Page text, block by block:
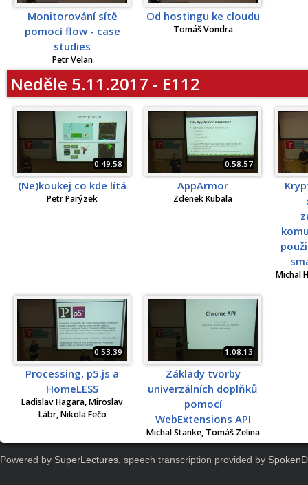
Monitorování sítě
pomocí flow - case
studies
Petr Velan
Od hostingu ke cloudu
Tomáš Vondra
Neděle 5.11.2017 - E112
0:49:58
(Ne)koukej co kde lítá
Petr Parýzek
0:58:57
AppArmor
Zdenek Kubala
Michal
0:53:39
Processing, p5.js a
HomeLESS
Ladislav Hagara, Miroslav
Lábr, Nikola Fečo
1:08:13
Základy tvorby
univerzálních doplňků
pomocí
WebExtensions API
Michal Stanke, Tomáš Zelina
Powered by SuperLectures , speech transcription provided by